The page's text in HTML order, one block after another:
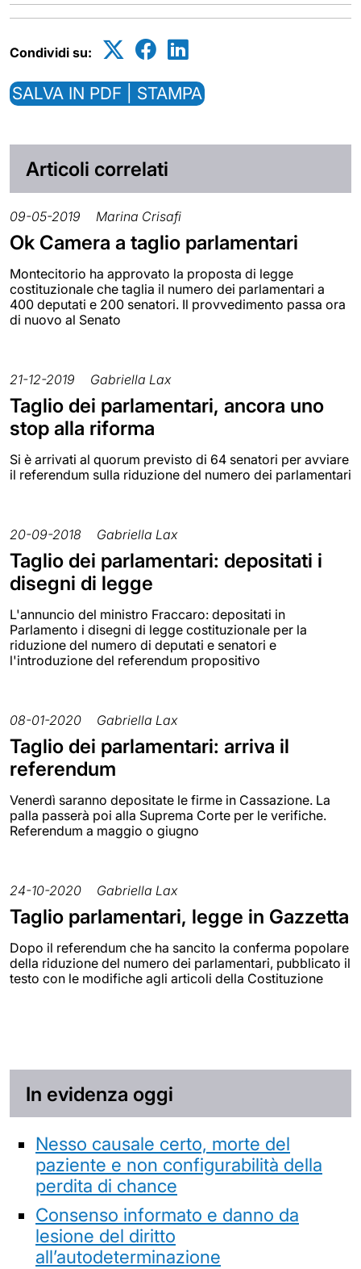
Condividi su:
SALVA IN PDF | STAMPA
Articoli correlati
09-05-2019 Marina Crisafi
Ok Camera a taglio parlamentari
Montecitorio ha approvato la proposta di legge
costituzionale che taglia il numero dei parlamentari a
400 deputati e 200 senatori. Il provvedimento passa ora
di nuovo al Senato
21-12-2019 Gabriella Lax
Taglio dei parlamentari, ancora uno
stop alla riforma
Si è arrivati al quorum previsto di 64 senatori per avviare
il referendum sulla riduzione del numero dei parlamentari
20-09-2018 Gabriella Lax
Taglio dei parlamentari: depositati i
disegni di legge
L'annuncio del ministro Fraccaro: depositati in
Parlamento i disegni di legge costituzionale per la
riduzione del numero di deputati e senatori e
l'introduzione del referendum propositivo
08-01-2020 Gabriella Lax
Taglio dei parlamentari: arriva il
referendum
Venerdì saranno depositate le firme in Cassazione. La
palla passerà poi alla Suprema Corte per le verifiche.
Referendum a maggio o giugno
24-10-2020 Gabriella Lax
Taglio parlamentari, legge in Gazzetta
Dopo il referendum che ha sancito la conferma popolare
della riduzione del numero dei parlamentari, pubblicato il
testo con le modifiche agli articoli della Costituzione
In evidenza oggi
Nesso causale certo, morte del
paziente e non configurabilità della
perdita di chance
Consenso informato e danno da
lesione del diritto
all’autodeterminazione